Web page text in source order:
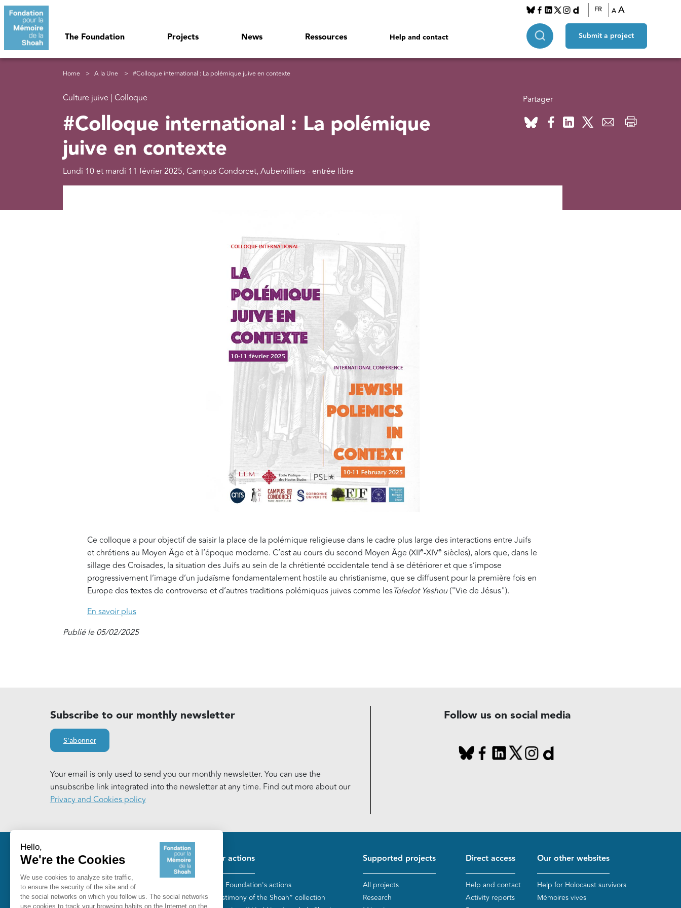
Skip to main content
The Foundation Projects News Ressources Help and contact
FR A A
Submit a project
Breadcrumb
Home A la Une #Colloque international : La polémique juive en contexte
Culture juive | Colloque
#Colloque international : La polémique
juive en contexte
Lundi 10 et mardi 11 février 2025, Campus Condorcet, Aubervilliers - entrée libre
Partager
Ce colloque a pour objectif de saisir la place de la polémique religieuse dans le cadre plus large des interactions entre Juifs
et chrétiens au Moyen Âge et à l’époque moderne. C’est au cours du second Moyen Âge (XIIe-XIVe siècles), alors que, dans le
sillage des Croisades, la situation des Juifs au sein de la chrétienté occidentale tend à se détériorer et que s’impose
progressivement l’image d’un judaïsme fondamentalement hostile au christianisme, que se diffusent pour la première fois en
Europe des textes de controverse et d’autres traditions polémiques juives comme lesToledot Yeshou("Vie de Jésus").
En savoir plus
Publié le 05/02/2025
Subscribe to our monthly newsletter
S'abonner
Your email is only used to send you our monthly newsletter. You can use the
unsubscribe link integrated into the newsletter at any time. Find out more about our
Privacy and Cookies policy
Follow us on social media
Fondation pour la Mémoire de la
Shoah
Our actions
The Foundation's actions
“Testimony of the Shoah” collection
Supported projects
All projects
Research
Direct access
Help and contact
Activity reports
Our other websites
Help for Holocaust survivors
Mémoires vives